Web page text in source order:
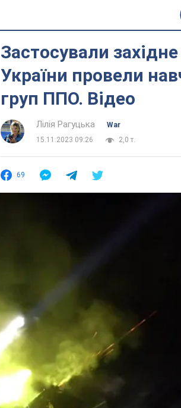
Застосували
України провели
груп ППО. Відео
Лілія Рагуцька
War
15.11.2023 09:26
2,0 т.
69